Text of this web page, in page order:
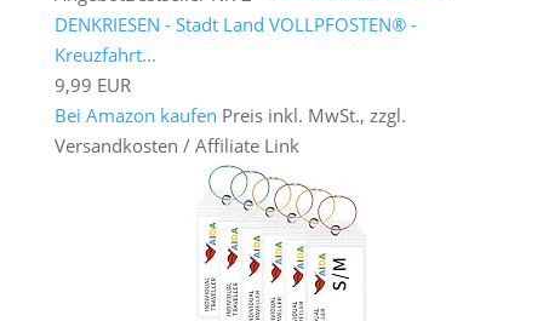
DENKRIESEN - Stadt Land VOLLPFOSTEN® -
Kreuzfahrt...
9,99 EUR
Bei Amazon kaufen Preis inkl. MwSt., zzgl.
Versandkosten / Affiliate Link